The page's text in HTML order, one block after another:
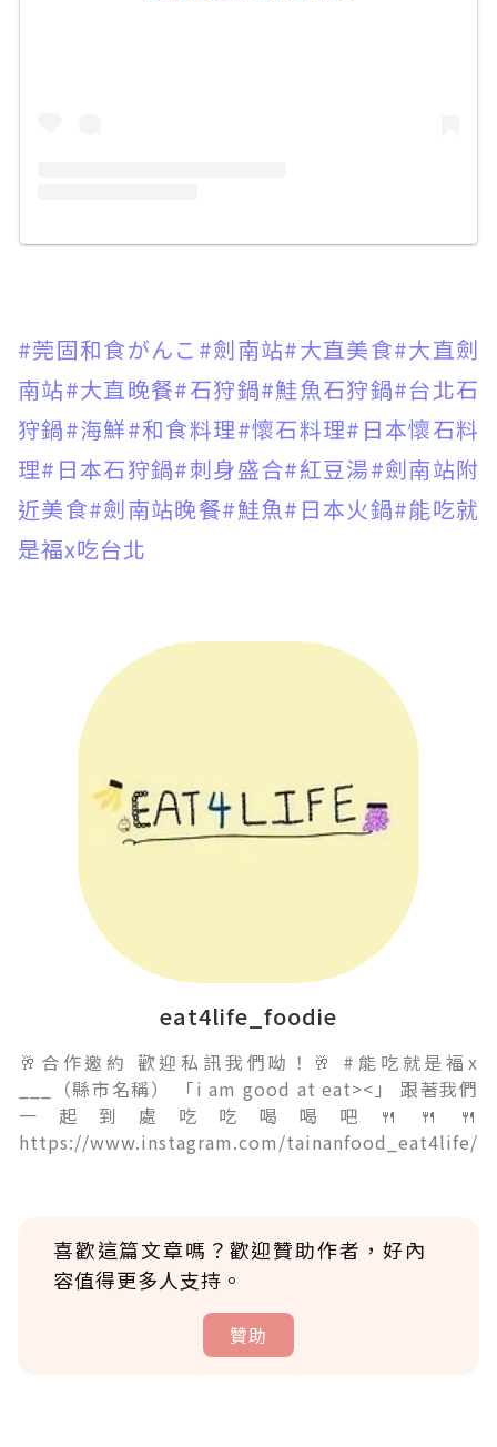
#莞固和食がんこ #劍南站#大直美食#大直劍
南站#大直晚餐#石狩鍋#鮭魚石狩鍋#台北石
狩鍋#海鮮#和食料理#懷石料理#日本懷石料
理#日本石狩鍋#刺身盛合#紅豆湯#劍南站附
近美食#劍南站晚餐#鮭魚#日本火鍋#能吃就
是福x吃台北
eat4life_foodie
🥂合作邀約 歡迎私訊我們呦！🥂 #能吃就是福x
___（縣市名稱） 「i am good at eat><」 跟著我們
一起到處吃吃喝喝吧🍴🍴🍴
https://www.instagram.com/tainanfood_eat4life/
喜歡這篇文章嗎？歡迎贊助作者，好內
容值得更多人支持。
贊助